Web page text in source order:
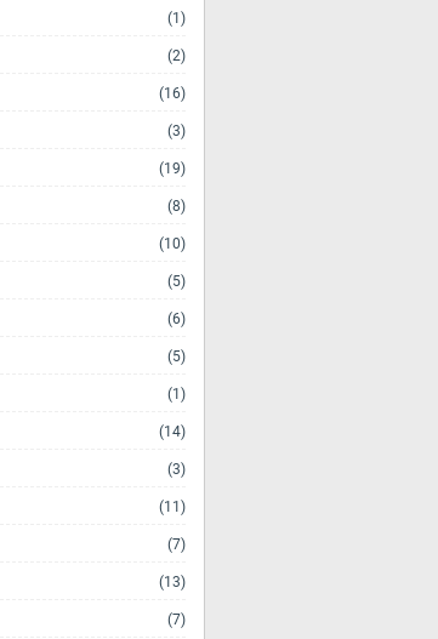
(1)
(2)
(16)
(3)
(19)
(8)
(10)
(5)
(6)
(5)
(1)
(14)
(3)
(11)
(7)
(13)
(7)